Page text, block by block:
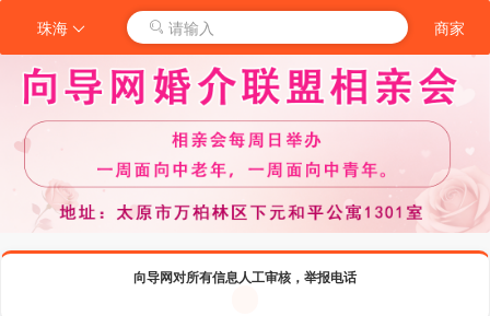
珠海 请输入 商家
向导网对所有信息人工审核，举报电话